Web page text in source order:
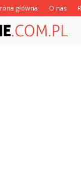
główna O nas